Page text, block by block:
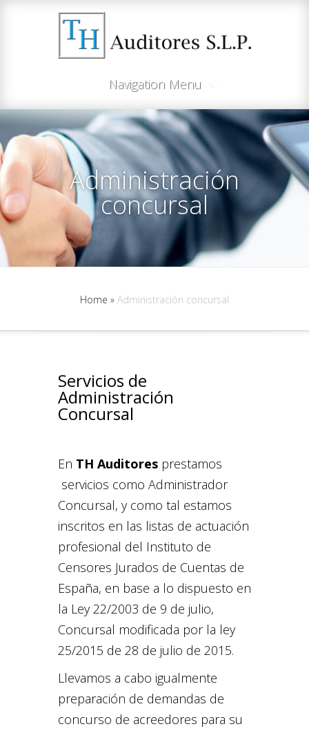
Navigation Menu
Administración
concursal
Home » Administración concursal
Servicios de
Administración
Concursal
En TH Auditores prestamos
servicios como Administrador
Concursal, y como tal estamos
inscritos en las listas de actuación
profesional del Instituto de
Censores Jurados de Cuentas de
España, en base a lo dispuesto en
la Ley 22/2003 de 9 de julio,
Concursal modificada por la ley
25/2015 de 28 de julio de 2015.
Llevamos a cabo igualmente
preparación de demandas de
concurso de acreedores para su